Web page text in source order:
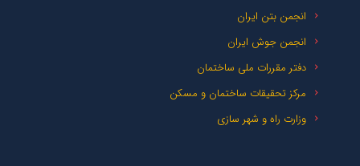
انجمن بتن ایران
انجمن جوش ایران
دفتر مقررات ملی ساختمان
مرکز تحقیقات ساختمان و مسکن
وزارت راه و شهر سازی